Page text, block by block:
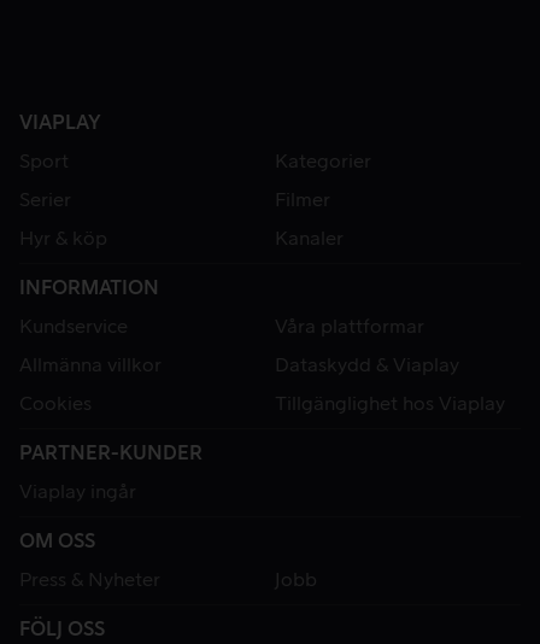
VIAPLAY
Sport
Kategorier
Serier
Filmer
Hyr & köp
Kanaler
INFORMATION
Kundservice
Våra plattformar
Allmänna villkor
Dataskydd & Viaplay
Cookies
Tillgänglighet hos Viaplay
PARTNER-KUNDER
Viaplay ingår
OM OSS
Press & Nyheter
Jobb
FÖLJ OSS